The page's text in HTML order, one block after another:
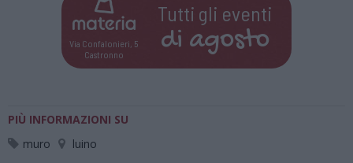
Via Confalonieri, 5
Castronno
Tutti gli eventi
di agosto
PIÙ INFORMAZIONI SU
muro
luino